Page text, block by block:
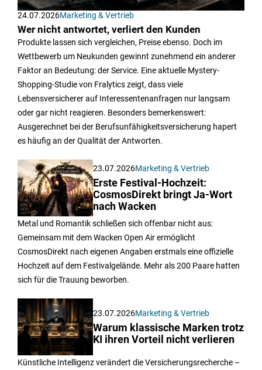
24.07.2026Marketing & Vertrieb
Wer nicht antwortet, verliert den Kunden
Produkte lassen sich vergleichen, Preise ebenso. Doch im
Wettbewerb um Neukunden gewinnt zunehmend ein anderer
Faktor an Bedeutung: der Service. Eine aktuelle Mystery-
Shopping-Studie von Fralytics zeigt, dass viele
Lebensversicherer auf Interessentenanfragen nur langsam
oder gar nicht reagieren. Besonders bemerkenswert:
Ausgerechnet bei der Berufsunfähigkeitsversicherung hapert
es häufig an der Qualität der Antworten.
23.07.2026Marketing & Vertrieb
Erste Festival-Hochzeit:
CosmosDirekt bringt Ja-Wort
nach Wacken
Metal und Romantik schließen sich offenbar nicht aus:
Gemeinsam mit dem Wacken Open Air ermöglicht
CosmosDirekt nach eigenen Angaben erstmals eine offizielle
Hochzeit auf dem Festivalgelände. Mehr als 200 Paare hatten
sich für die Trauung beworben.
23.07.2026Marketing & Vertrieb
Warum klassische Marken trotz
KI ihren Vorteil nicht verlieren
Künstliche Intelligenz verändert die Versicherungsrecherche –